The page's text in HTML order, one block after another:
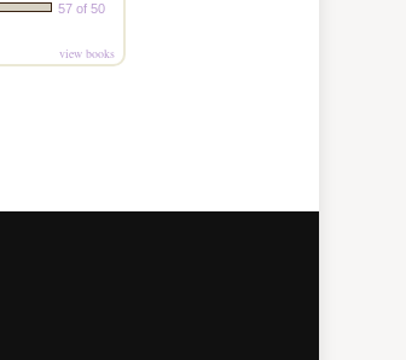
57 of 50
view books